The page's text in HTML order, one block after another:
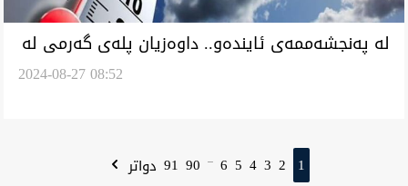
لە پەنجشەممەی ئایندەو.. داوەزیان پلەی گەرمی لە
2024-08-27 08:52
1
2
3
4
5
6
...
90
91 دواتر